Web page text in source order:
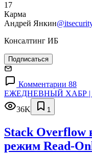
17
Карма
Андрей Янкин
Консалтинг ИБ
Подписаться
Комментарии 88
ЕЖЕДНЕВНЫЙ ХАБР |
36K
1
Stack Overflow
режим Read-